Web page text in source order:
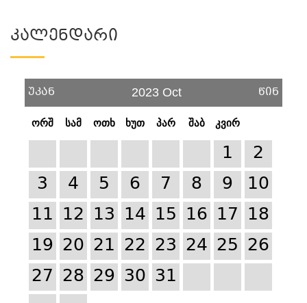
Კალენდარი
უკან 2023 Oct წინ
ორშ სამ ოთხ ხუთ პარ შაბ კვირ
1
2
3
4 5 6 7 8 9
10
11 12 13 14 15 16 17 18
19 20 21 22 23 24 25 26
27 28 29 30 31